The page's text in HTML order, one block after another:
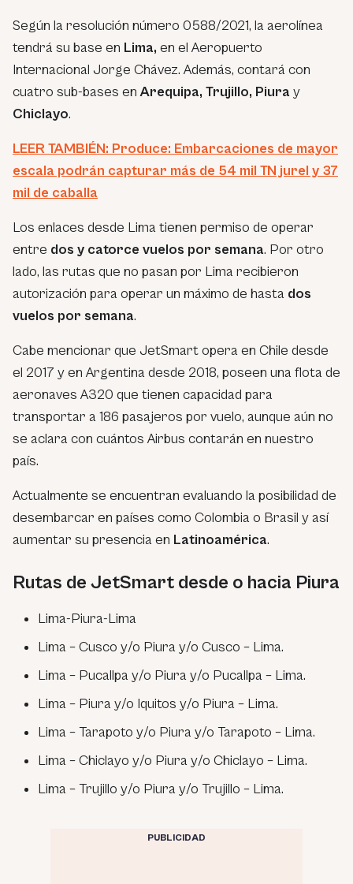
Según la resolución número 0588/2021, la aerolínea
tendrá su base en Lima, en el Aeropuerto
Internacional Jorge Chávez. Además, contará con
cuatro sub-bases enArequipa, Trujillo, Piura y
Chiclayo.
LEER TAMBIÉN: Produce: Embarcaciones de mayor
escala podrán capturar más de 54 mil TN jurel y 37
mil de caballa
Los enlaces desde Lima tienen permiso de operar
entre dos y catorce vuelos por semana. Por otro
lado, las rutas que no pasan por Lima recibieron
autorización para operar un máximo de hasta dos
vuelos por semana.
Cabe mencionar que JetSmart opera en Chile desde
el 2017 y en Argentina desde 2018, poseen una flota de
aeronaves A320 que tienen capacidad para
transportar a 186 pasajeros por vuelo, aunque aún no
se aclara con cuántos Airbus contarán en nuestro
país.
Actualmente se encuentran evaluando la posibilidad de
desembarcar en países como Colombia o Brasil y así
aumentar su presencia en Latinoamérica.
Rutas de JetSmart desde o hacia Piura
Lima-Piura-Lima
Lima – Cusco y/o Piura y/o Cusco – Lima.
Lima – Pucallpa y/o Piura y/o Pucallpa – Lima.
Lima – Piura y/o Iquitos y/o Piura – Lima.
Lima – Tarapoto y/o Piura y/o Tarapoto – Lima.
Lima – Chiclayo y/o Piura y/o Chiclayo – Lima.
Lima – Trujillo y/o Piura y/o Trujillo – Lima.
PUBLICIDAD